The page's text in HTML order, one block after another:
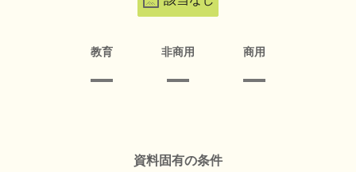
教育 非商用 商用
資料固有の条件